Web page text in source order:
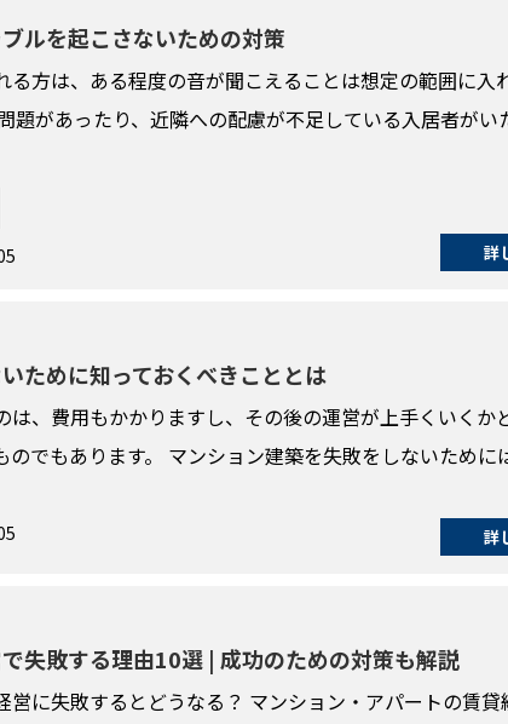
ルを起こさないための対策
る方は、ある程度の音が聞こえることは想定の範囲に入
題があったり、近隣への配慮が不足している入居者がい
詳
ために知っておくべきこととは
は、費用もかかりますし、その後の運営が上手くいくか
のでもあります。 マンション建築を失敗をしないために
詳
失敗する理由10選 | 成功のための対策も解説
営に失敗するとどうなる？ マンション・アパートの賃貸